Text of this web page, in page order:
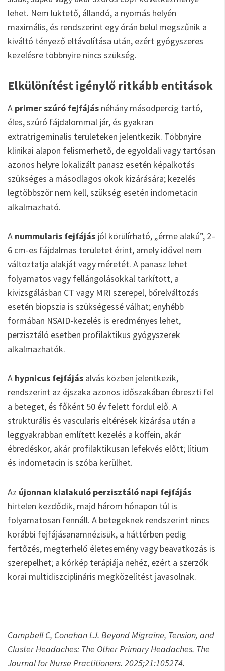
lehet. Nem lüktető, állandó, a nyomás helyén
maximális, és rendszerint egy órán belül megszűnik a
kiváltó tényező eltávolítása után, ezért gyógyszeres
kezelésre többnyire nincs szükség.
Elkülönítést igénylő ritkább entitások
A primer szúró fejfájás néhány másodpercig tartó,
éles, szúró fájdalommal jár, és gyakran
extratrigeminalis területeken jelentkezik. Többnyire
klinikai alapon felismerhető, de egyoldali vagy tartósan
azonos helyre lokalizált panasz esetén képalkotás
szükséges a másodlagos okok kizárására; kezelés
legtöbbször nem kell, szükség esetén indometacin
alkalmazható.
A nummularis fejfájás jól körülírható, „érme alakú”, 2–
6 cm-es fájdalmas területet érint, amely idővel nem
változtatja alakját vagy méretét. A panasz lehet
folyamatos vagy fellángolásokkal tarkított, a
kivizsgálásban CT vagy MRI szerepel, bőrelváltozás
esetén biopszia is szükségessé válhat; enyhébb
formában NSAID-kezelés is eredményes lehet,
perzisztáló esetben profilaktikus gyógyszerek
alkalmazhatók.
A hypnicus fejfájás alvás közben jelentkezik,
rendszerint az éjszaka azonos időszakában ébreszti fel
a beteget, és főként 50 év felett fordul elő. A
strukturális és vascularis eltérések kizárása után a
leggyakrabban említett kezelés a koffein, akár
ébredéskor, akár profilaktikusan lefekvés előtt; lítium
és indometacin is szóba kerülhet.
Az újonnan kialakuló perzisztáló napi fejfájás
hirtelen kezdődik, majd három hónapon túl is
folyamatosan fennáll. A betegeknek rendszerint nincs
korábbi fejfájásanamnézisük, a háttérben pedig
fertőzés, megterhelő életesemény vagy beavatkozás is
szerepelhet; a kórkép terápiája nehéz, ezért a szerzők
korai multidiszciplináris megközelítést javasolnak.
Campbell C, Conahan LJ. Beyond Migraine, Tension, and
Cluster Headaches: The Other Primary Headaches. The
Journal for Nurse Practitioners. 2025;21:105274.